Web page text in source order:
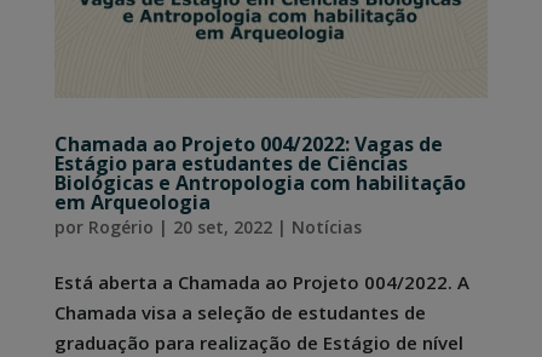
Chamada ao Projeto 004/2022: Vagas de
Estágio para estudantes de Ciências
Biológicas e Antropologia com habilitação
em Arqueologia
por Rogério | 20 set, 2022| Notícias
Está aberta a Chamada ao Projeto 004/2022. A
Chamada visa a seleção de estudantes de
graduação para realização de Estágio de nível